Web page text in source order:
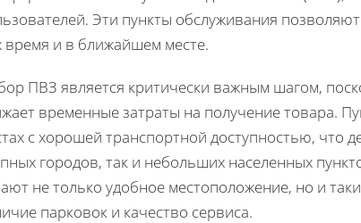
Эти пункты обслуживания
время и в ближайшем месте.
ПВЗ является критически важным шагом,
временные затраты на получение товара.
с хорошей транспортной доступностью, что
городов, так и небольших населенных
не только удобное местоположение, но и
парковок и качество сервиса.